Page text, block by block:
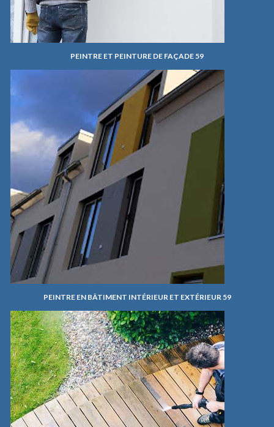
PEINTRE ET PEINTURE DE FAÇADE 59
PEINTRE EN BÂTIMENT INTÉRIEUR ET EXTÉRIEUR 59